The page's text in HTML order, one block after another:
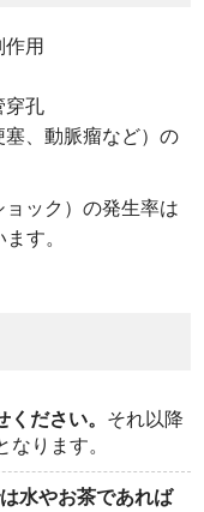
用
穿孔
塞、動脈瘤など）の
ック）の発生率は
す。
ださい。 それ以降
ります。
水やお茶であれば